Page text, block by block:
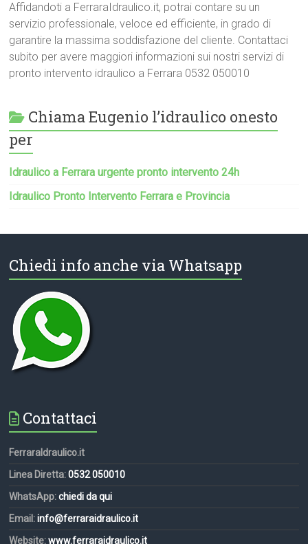
Affidandoti a FerraraIdraulico.it, potrai contare su un
servizio professionale, veloce ed efficiente, in grado di
garantire la massima soddisfazione del cliente. Contattaci
subito per avere maggiori informazioni sui nostri servizi di
pronto intervento idraulico a Ferrara 0532 050010
Chiama Eugenio l’idraulico onesto
per
Idraulico a Ferrara urgente pronto intervento 24h
Idraulico Pronto Intervento Ferrara e Provincia
Chiedi info anche via Whatsapp
Contattaci
FerraraIdraulico.it
Linea Diretta:0532 050010
WhatsApp:chiedi da qui
Email:info@ferraraidraulico.it
Website:www.ferraraidraulico.it